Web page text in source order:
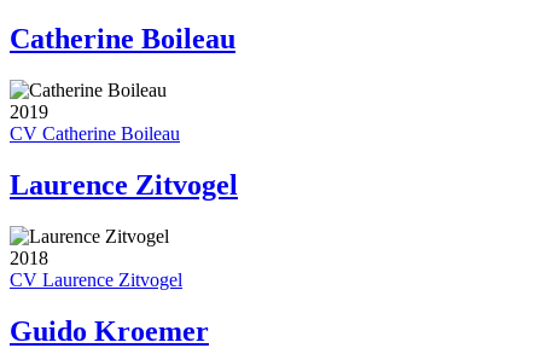
Catherine Boileau
2019
CV Catherine Boileau
Laurence Zitvogel
2018
CV Laurence Zitvogel
Guido Kroemer